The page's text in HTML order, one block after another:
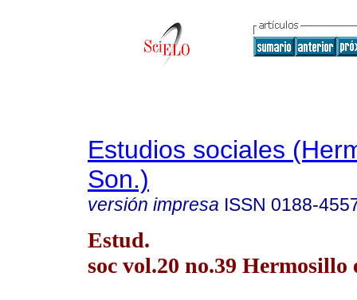
Estudios sociales
Son.)
versión impresa ISSN 0188-
Estud.
soc vol.20 no.39 Hermosillo